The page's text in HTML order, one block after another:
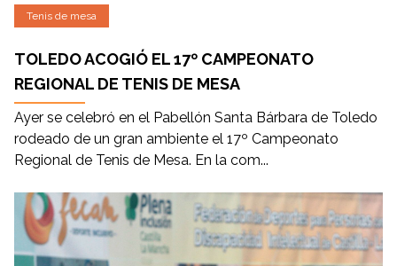
Tenis de mesa
TOLEDO ACOGIÓ EL 17º CAMPEONATO
REGIONAL DE TENIS DE MESA
Ayer se celebró en el Pabellón Santa Bárbara de Toledo
rodeado de un gran ambiente el 17º Campeonato
Regional de Tenis de Mesa. En la com...